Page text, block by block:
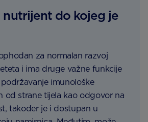
nutrijent do kojeg je
za normalan razvoj
i ima druge važne funkcije
imunološke
od strane tijela kao odgovor na
također je i dostupan u